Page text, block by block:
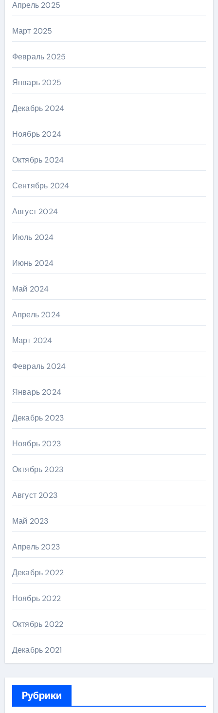
Апрель 2025
Март 2025
Февраль 2025
Январь 2025
Декабрь 2024
Ноябрь 2024
Октябрь 2024
Сентябрь 2024
Август 2024
Июль 2024
Июнь 2024
Май 2024
Апрель 2024
Март 2024
Февраль 2024
Январь 2024
Декабрь 2023
Ноябрь 2023
Октябрь 2023
Август 2023
Май 2023
Апрель 2023
Декабрь 2022
Ноябрь 2022
Октябрь 2022
Декабрь 2021
Рубрики